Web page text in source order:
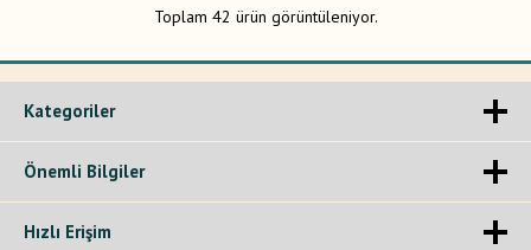
Toplam 42 ürün görüntüleniyor.
Kategoriler
Önemli Bilgiler
Hızlı Erişim